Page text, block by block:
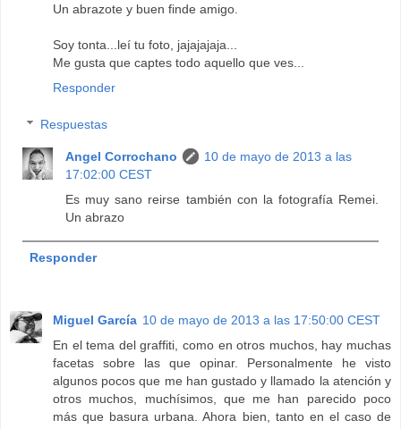
Un abrazote y buen finde amigo.
Soy tonta...leí tu foto, jajajajaja...
Me gusta que captes todo aquello que ves...
Responder
Respuestas
Angel Corrochano
10 de mayo de 2013 a las
17:02:00 CEST
Es muy sano reirse también con la fotografía Remei.
Un abrazo
Responder
Miguel García 10 de mayo de 2013 a las 17:50:00 CEST
En el tema del graffiti, como en otros muchos, hay muchas
facetas sobre las que opinar. Personalmente he visto
algunos pocos que me han gustado y llamado la atención y
otros muchos, muchísimos, que me han parecido poco
más que basura urbana. Ahora bien, tanto en el caso de